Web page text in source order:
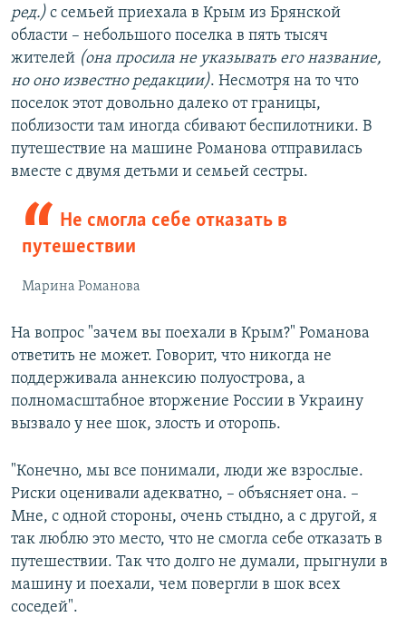
ред.) с семьей приехала в Крым из Брянской
области – небольшого поселка в пять тысяч
жителей (она просила не указывать его название,
но оно известно редакции). Несмотря на то что
поселок этот довольно далеко от границы,
поблизости там иногда сбивают беспилотники. В
путешествие на машине Романова отправилась
вместе с двумя детьми и семьей сестры.
Не смогла себе отказать в
путешествии
Марина Романова
На вопрос "зачем вы поехали в Крым?" Романова
ответить не может. Говорит, что никогда не
поддерживала аннексию полуострова, а
полномасштабное вторжение России в Украину
вызвало у нее шок, злость и оторопь.
"Конечно, мы все понимали, люди же взрослые.
Риски оценивали адекватно, – объясняет она. –
Мне, с одной стороны, очень стыдно, а с другой, я
так люблю это место, что не смогла себе отказать в
путешествии. Так что долго не думали, прыгнули в
машину и поехали, чем повергли в шок всех
соседей".